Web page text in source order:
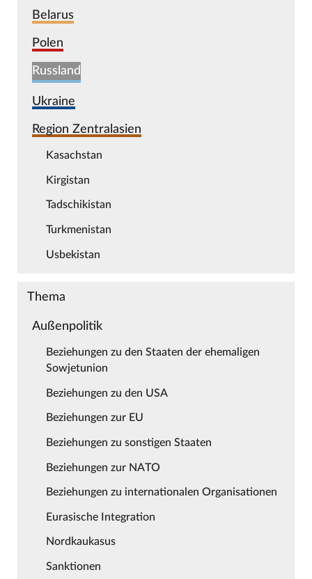
Belarus
Polen
Russland
Ukraine
Region Zentralasien
Kasachstan
Kirgistan
Tadschikistan
Turkmenistan
Usbekistan
Thema
Außenpolitik
Beziehungen zu den Staaten der ehemaligen
Sowjetunion
Beziehungen zu den USA
Beziehungen zur EU
Beziehungen zu sonstigen Staaten
Beziehungen zur NATO
Beziehungen zu internationalen Organisationen
Eurasische Integration
Nordkaukasus
Sanktionen